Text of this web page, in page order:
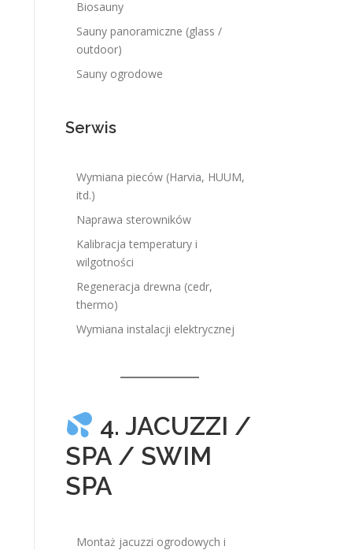
Biosauny
Sauny panoramiczne (glass /
outdoor)
Sauny ogrodowe
Serwis
Wymiana pieców (Harvia, HUUM,
itd.)
Naprawa sterowników
Kalibracja temperatury i
wilgotności
Regeneracja drewna (cedr,
thermo)
Wymiana instalacji elektrycznej
4. JACUZZI /
SPA / SWIM
SPA
Montaż jacuzzi ogrodowych i